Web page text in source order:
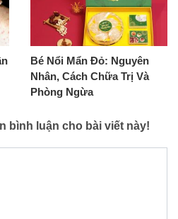
Bé Nổi Mẩn Đỏ: Nguyên
Nhân, Cách Chữa Trị Và
Phòng Ngừa
bình luận cho bài viết này!